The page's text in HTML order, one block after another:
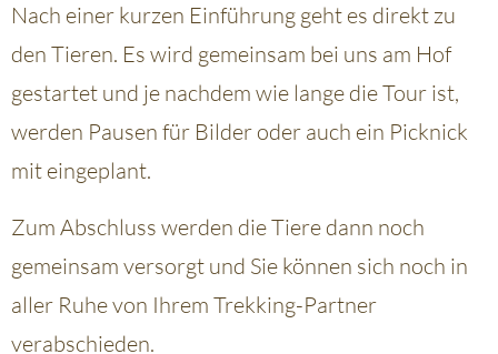
Nach einer kurzen Einführung geht es direkt zu
den Tieren. Es wird gemeinsam bei uns am Hof
gestartet und je nachdem wie lange die Tour ist,
werden Pausen für Bilder oder auch ein Picknick
mit eingeplant.
Zum Abschluss werden die Tiere dann noch
gemeinsam versorgt und Sie können sich noch in
aller Ruhe von Ihrem Trekking-Partner
verabschieden.